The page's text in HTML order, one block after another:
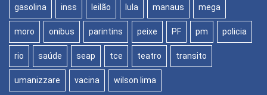
gasolina inss leilão lula manaus mega
moro onibus parintins peixe PF pm policia
rio saúde seap tce teatro transito
umanizzare vacina wilson lima